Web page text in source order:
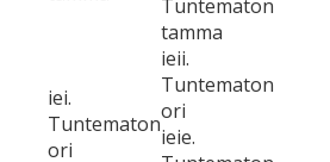
Tuntematon
tamma
iei.
Tuntematon
ori
ieii.
Tuntematon
ori
ieie.